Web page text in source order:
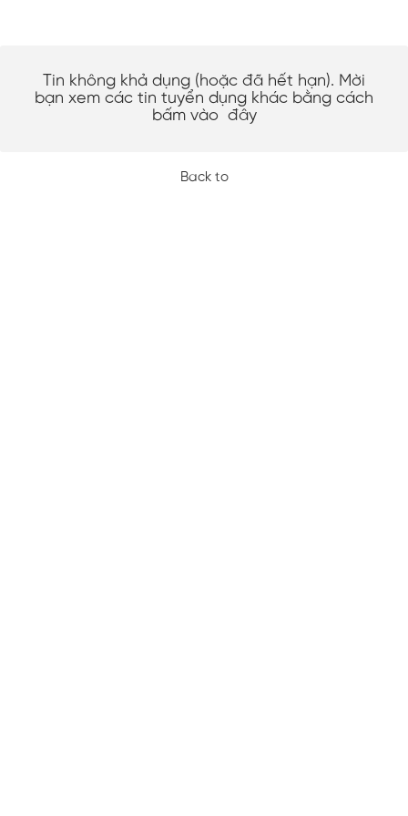
Tin không khả dụng (hoặc đã hết hạn). Mời
bạn xem các tin tuyển dụng khác bằng cách
bấm vào đây
Back to